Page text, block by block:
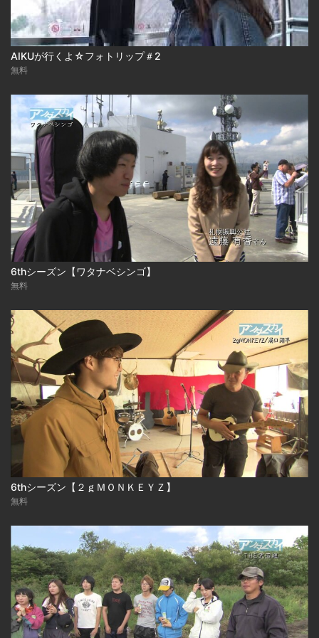
AIKUが行くよ☆フォトリップ＃2
無料
6thシーズン【ワタナベシンゴ】
無料
6thシーズン【２ｇＭＯＮＫＥＹＺ】
無料